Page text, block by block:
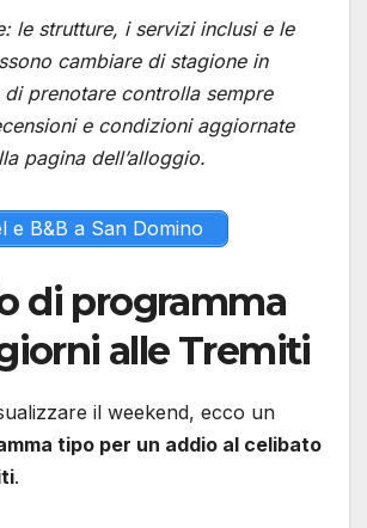
le strutture, i servizi inclusi e le
cambiare di stagione in
di prenotare controlla sempre
e condizioni aggiornate
pagina dell’alloggio.
e B&B a San Domino
di programma
alle Tremiti
il weekend, ecco un
tipo per un addio al celibato
.